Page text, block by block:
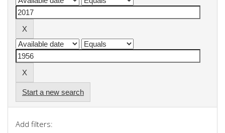
Start a new search
Add filters: